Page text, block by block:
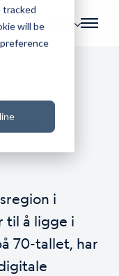
tracked
will be
NO
i
til å ligge i
70-tallet, har